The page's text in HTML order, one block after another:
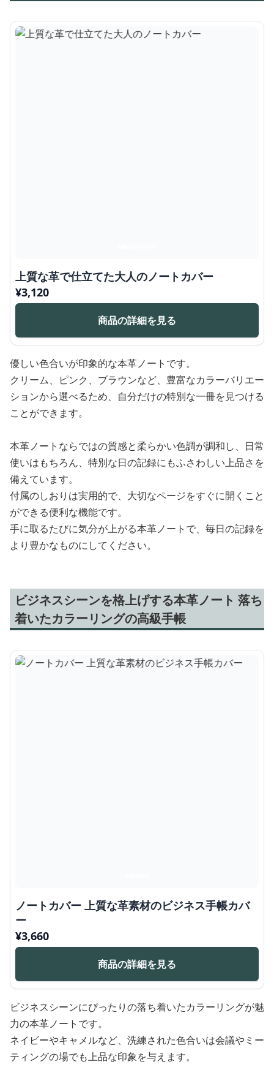
上質な革で仕立てた大人のノートカバー
¥3,120
商品の詳細を見る
優しい色合いが印象的な本革ノートです。
クリーム、ピンク、ブラウンなど、豊富なカラーバリエー
ションから選べるため、自分だけの特別な一冊を見つける
ことができます。
本革ノートならではの質感と柔らかい色調が調和し、日常
使いはもちろん、特別な日の記録にもふさわしい上品さを
備えています。
付属のしおりは実用的で、大切なページをすぐに開くこと
ができる便利な機能です。
手に取るたびに気分が上がる本革ノートで、毎日の記録を
より豊かなものにしてください。
ビジネスシーンを格上げする本革ノート 落ち
着いたカラーリングの高級手帳
ノートカバー 上質な革素材のビジネス手帳カバ
ー
¥3,660
商品の詳細を見る
ビジネスシーンにぴったりの落ち着いたカラーリングが魅
力の本革ノートです。
ネイビーやキャメルなど、洗練された色合いは会議やミー
ティングの場でも上品な印象を与えます。